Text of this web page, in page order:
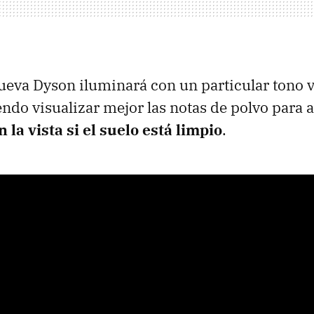
Dyson iluminará con un particular tono
visualizar mejor las notas de polvo para
la vista si el suelo está limpio.